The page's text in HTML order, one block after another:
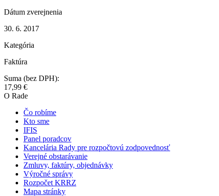
Dátum zverejnenia
30. 6. 2017
Kategória
Faktúra
Suma (bez DPH):
17,99 €
O Rade
Čo robíme
Kto sme
IFIS
Panel poradcov
Kancelária Rady pre rozpočtovú zodpovednosť
Verejné obstarávanie
Zmluvy, faktúry, objednávky
Výročné správy
Rozpočet KRRZ
Mapa stránky